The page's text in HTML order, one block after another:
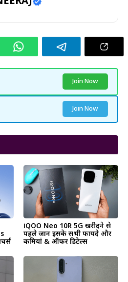
Join Now
Join Now
iQOO Neo 10R 5G खरीदने से
पहले जानें इसके सभी फायदे और
कमियां & ऑफर डिटेल्स